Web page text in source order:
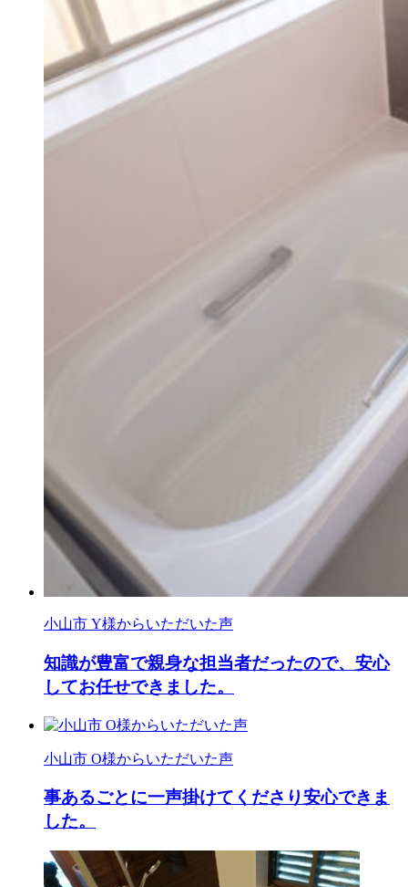
小山市 Y様からいただいた声
知識が豊富で親身な担当者だったので、安心
してお任せできました。
小山市 O様からいただいた声
事あるごとに一声掛けてくださり安心できま
した。